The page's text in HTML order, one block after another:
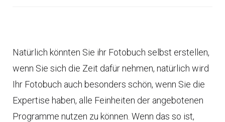
Natürlich könnten Sie ihr Fotobuch selbst erstellen,
wenn Sie sich die Zeit dafür nehmen, natürlich wird
Ihr Fotobuch auch besonders schön, wenn Sie die
Expertise haben, alle Feinheiten der angebotenen
Programme nutzen zu können. Wenn das so ist,